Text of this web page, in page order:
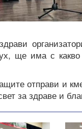
ще има с
отправи и
за здраве и